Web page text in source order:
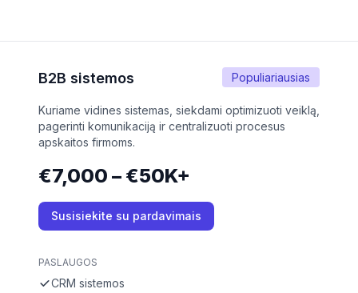
Populiariausias
B2B sistemos
Kuriame vidines sistemas, siekdami optimizuoti veiklą,
pagerinti komunikaciją ir centralizuoti procesus
apskaitos firmoms.
€7,000 – €50K+
Susisiekite su pardavimais
PASLAUGOS
CRM sistemos